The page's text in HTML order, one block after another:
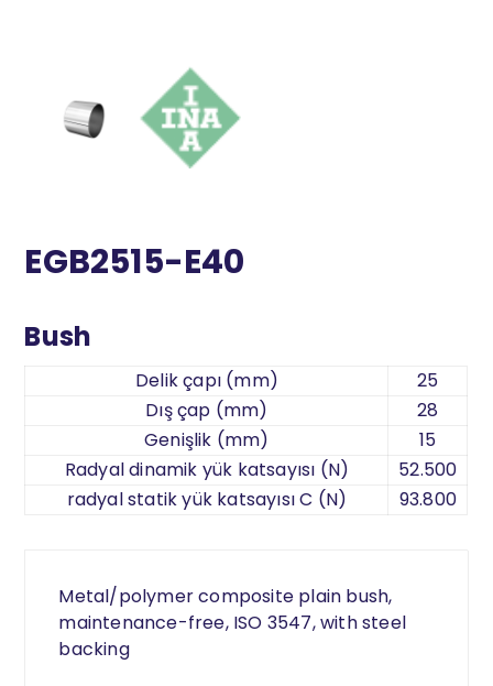
EGB2515-E40
Bush
Delik çapı (mm)
25
Dış çap (mm)
28
Genişlik (mm)
15
Radyal dinamik yük katsayısı (N)
52.500
radyal statik yük katsayısı C (N)
93.800
Metal/polymer composite plain bush,
maintenance-free, ISO 3547, with steel
backing